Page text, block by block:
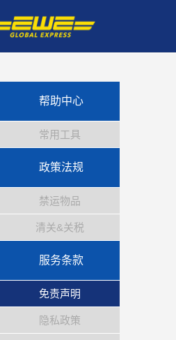
帮助中心
常用工具
政策法规
禁运物品
清关&关税
服务条款
免责声明
隐私政策